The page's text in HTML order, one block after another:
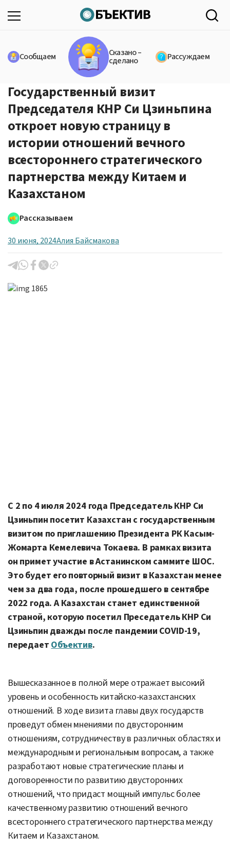
Сообщаем Сказано –
сделано Рассуждаем
Государственный визит
Председателя КНР Си Цзиньпина
откроет новую страницу в
истории отношений вечного
всестороннего стратегического
партнерства между Китаем и
Казахстаном
Рассказываем
30 июня, 2024Алия Байсмакова
С 2 по 4 июля 2024 года Председатель КНР Си
Цзиньпин посетит Казахстан с государственным
визитом по приглашению Президента РК Касым-
Жомарта Кемелевича Токаева. В рамках визита
он примет участие в Астанинском саммите ШОС.
Это будет его повторный визит в Казахстан менее
чем за два года, после прошедшего в сентябре
2022 года. А Казахстан станет единственной
страной, которую посетил Преседатель КНР Си
Цзиньпин дважды после пандемии COVID-19,
передает Объектив.
Вышесказанное в полной мере отражает высокий
уровень и особенность китайско-казахстанских
отношений. В ходе визита главы двух государств
проведут обмен мнениями по двусторонним
отношениям, сотрудничеству в различных областях и
международным и региональным вопросам, а также
разработают новые стратегические планы и
договоренности по развитию двусторонних
отношений, что придаст мощный импульс более
качественному развитию отношений вечного
всестороннего стратегического партнерства между
Китаем и Казахстаном.